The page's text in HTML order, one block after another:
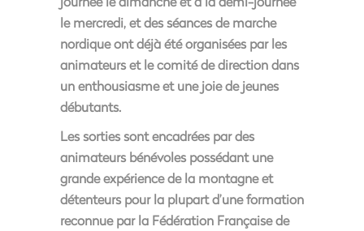
le mercredi, et des séances de marche
nordique ont déjà été organisées par les
animateurs et le comité de direction dans
un enthousiasme et une joie de jeunes
débutants.
Les sorties sont encadrées par des
animateurs bénévoles possédant une
grande expérience de la montagne et
détenteurs pour la plupart d’une formation
reconnue par la Fédération Française de